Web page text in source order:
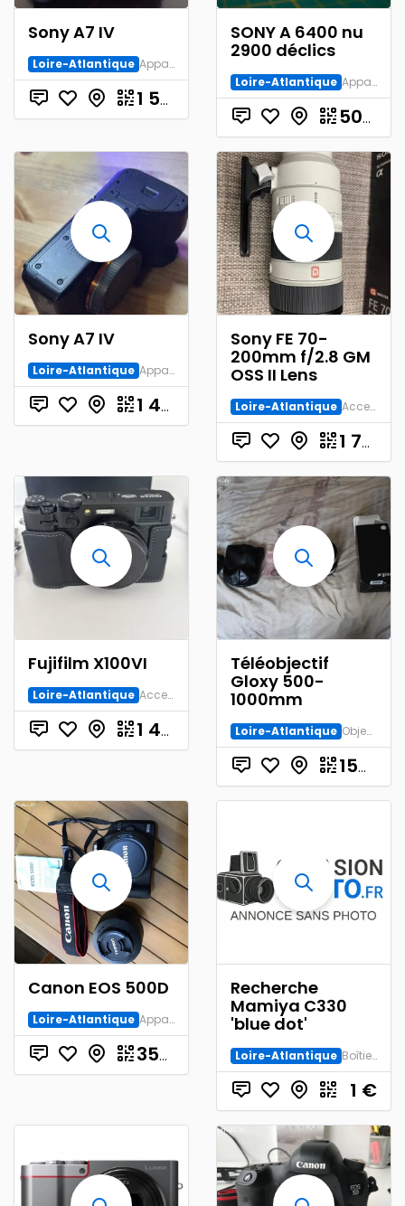
Sony A7 IV
Loire-Atlantique Appareil numérique
1 540.00 €
SONY A 6400 nu
2900 déclics
Loire-Atlantique Appareil numérique
500.00
Sony A7 IV
Loire-Atlantique Appareil numérique
1 450.00 €
Sony FE 70-
200mm f/2.8 GM
OSS II Lens
Loire-Atlantique Accessoire Numérique
1 700.00
Fujifilm X100VI
Loire-Atlantique Accessoire Numérique
1 430.00 €
Téléobjectif
Gloxy 500-
1000mm
Loire-Atlantique Objectif
150.00
Canon EOS 500D
Loire-Atlantique Appareil numérique
350.00
Recherche
Mamiya C330
'blue dot'
Loire-Atlantique Boîtier Moyen Format
1 €